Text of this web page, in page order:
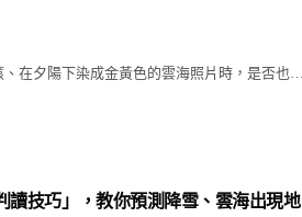
在夕陽下染成金黃色的雲海照片時，是否也…
讀技巧」，教你預測降雪、雲海出現地